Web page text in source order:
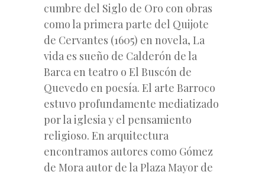
cumbre del Siglo de Oro con obras
como la primera parte del Quijote
de Cervantes (1605) en novela, La
vida es sueño de Calderón de la
Barca en teatro o El Buscón de
Quevedo en poesía. El arte Barroco
estuvo profundamente mediatizado
por la iglesia y el pensamiento
religioso. En arquitectura
encontramos autores como Gómez
de Mora autor de la Plaza Mayor de